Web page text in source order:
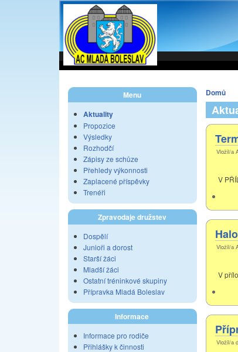
Menu
Aktuality
Propozice
Výsledky
Rozhodčí
Zápisy ze schůze
Přehledy výkonnosti
Zaplacené příspěvky
Trenéři
Zpravodaje družstev
Dospělí
Junioři a dorost
Starší žáci
Mladší žáci
Ostatní tréninkové skupiny
Přípravka Mladá Boleslav
Informace
Informace pro rodiče
Přihlášky k činnosti
Domů
Vložil/a
V
Vložil/a
V
Vložil/a